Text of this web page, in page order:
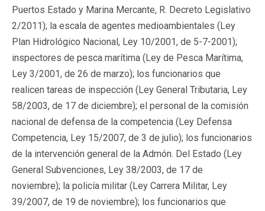
Puertos Estado y Marina Mercante, R. Decreto Legislativo
2/2011); la escala de agentes medioambientales (Ley
Plan Hidrológico Nacional, Ley 10/2001, de 5-7-2001);
inspectores de pesca marítima (Ley de Pesca Marítima,
Ley 3/2001, de 26 de marzo); los funcionarios que
realicen tareas de inspección (Ley General Tributaria, Ley
58/2003, de 17 de diciembre); el personal de la comisión
nacional de defensa de la competencia (Ley Defensa
Competencia, Ley 15/2007, de 3 de julio); los funcionarios
de la intervención general de la Admón. Del Estado (Ley
General Subvenciones, Ley 38/2003, de 17 de
noviembre); la policía militar (Ley Carrera Militar, Ley
39/2007, de 19 de noviembre); los funcionarios que